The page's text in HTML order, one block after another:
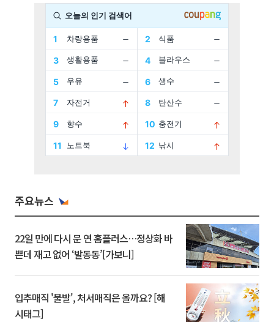
주요뉴스
22일 만에 다시 문 연 홈플러스…정상화 바
쁜데 재고 없어 ‘발동동’[가보니]
입추매직 '불발', 처서매직은 올까요? [해
시태그]